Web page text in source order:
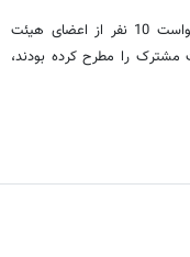
شیخ الاسلامی تصریح کرد: این جلسه بنا به درخواست 10 نفر از اعضای هیئت
مشترک را مطرح کرده بودند،